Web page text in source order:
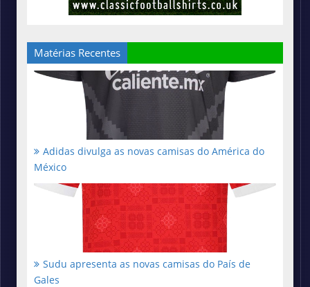
Matérias Recentes
Adidas divulga as novas camisas do América do
México
Sudu apresenta as novas camisas do País de
Gales